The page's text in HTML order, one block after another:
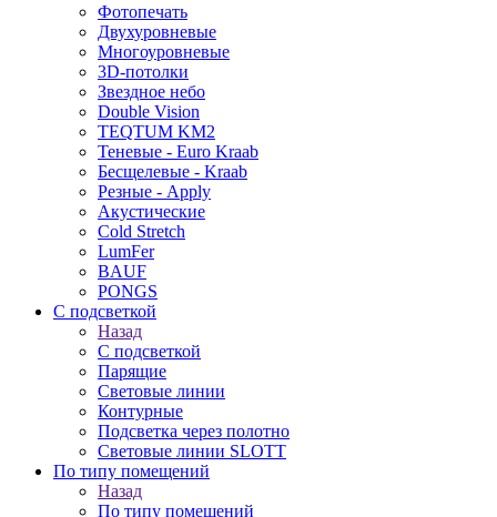
Фотопечать
Двухуровневые
Многоуровневые
3D-потолки
Звездное небо
Double Vision
TEQTUM KM2
Теневые - Euro Kraab
Бесщелевые - Kraab
Резные - Apply
Акустические
Cold Stretch
LumFer
BAUF
PONGS
С подсветкой
Назад
С подсветкой
Парящие
Световые линии
Контурные
Подсветка через полотно
Световые линии SLOTT
По типу помещений
Назад
По типу помещений